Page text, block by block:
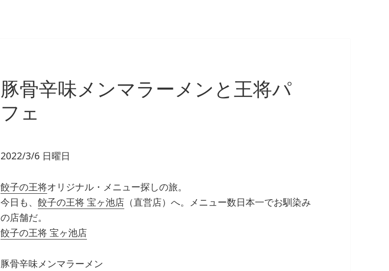
豚骨辛味メンマラーメンと王将パ
フェ
2022/3/6 日曜日
餃子の王将オリジナル・メニュー探しの旅。
今日も、餃子の王将 宝ヶ池店 （直営店）へ。メニュー数日本一でお馴染み
の店舗だ。
餃子の王将 宝ヶ池店
豚骨辛味メンマラーメン